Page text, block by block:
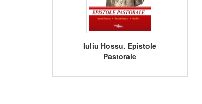
Iuliu Hossu. Epistole
Pastorale